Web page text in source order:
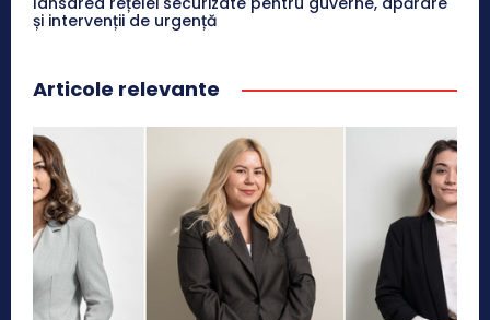
și intervenții de urgență
Articole relevante